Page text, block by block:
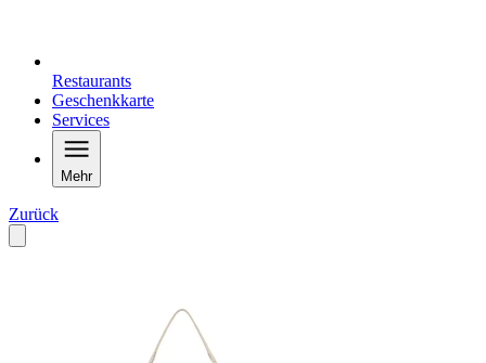
Restaurants
Geschenkkarte
Services
Mehr
Zurück